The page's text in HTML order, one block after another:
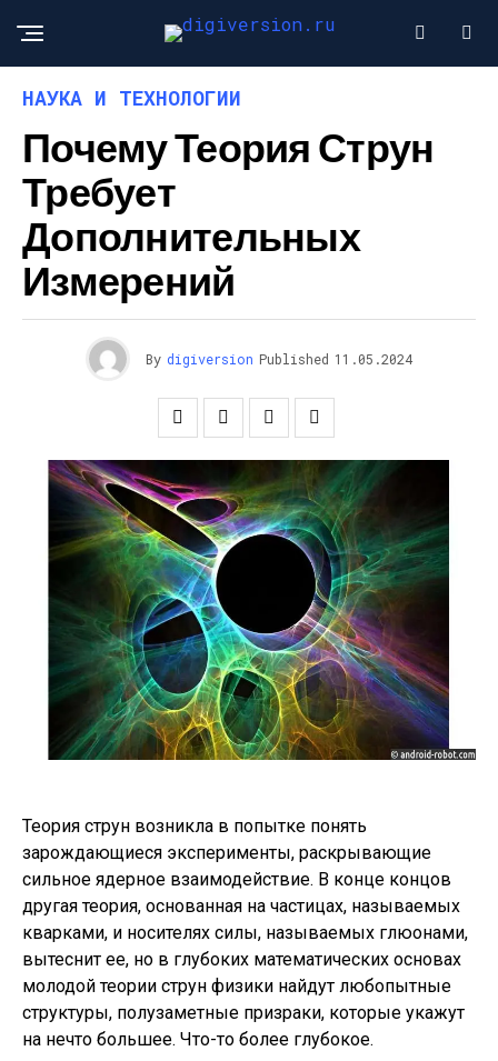
НАУКА И ТЕХНОЛОГИИ
Почему Теория Струн
Требует
Дополнительных
Измерений
By digiversion Published 11.05.2024
Теория струн возникла в попытке понять
зарождающиеся эксперименты, раскрывающие
сильное ядерное взаимодействие. В конце концов
другая теория, основанная на частицах, называемых
кварками, и носителях силы, называемых глюонами,
вытеснит ее, но в глубоких математических основах
молодой теории струн физики найдут любопытные
структуры, полузаметные призраки, которые укажут
на нечто большее. Что-то более глубокое.